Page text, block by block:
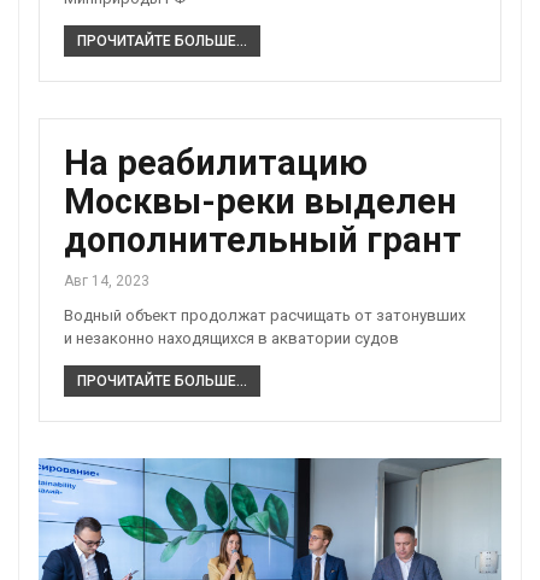
ПРОЧИТАЙТЕ БОЛЬШЕ...
На реабилитацию
Москвы-реки выделен
дополнительный грант
Авг 14, 2023
Водный объект продолжат расчищать от затонувших
и незаконно находящихся в акватории судов
ПРОЧИТАЙТЕ БОЛЬШЕ...